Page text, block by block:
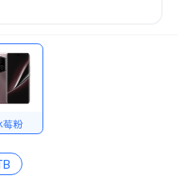
莓粉